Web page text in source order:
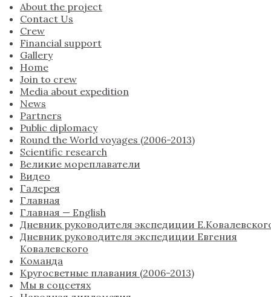
About the project
Contact Us
Crew
Financial support
Gallery
Home
Join to crew
Media about expedition
News
Partners
Public diplomacy
Round the World voyages (2006-2013)
Scientific research
Великие мореплаватели
Видео
Галерея
Главная
Главная — English
Дневник руководителя экспедиции
Дневник руководителя экспедиции Евгения
Ковалевского
Команда
Кругосветные плавания (2006-2013)
Мы в соцсетях